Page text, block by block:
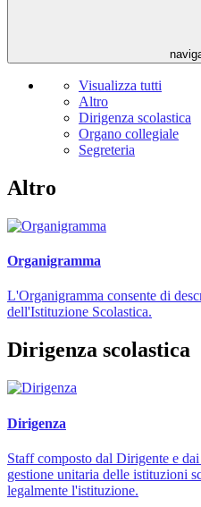
Visualizza tutti
Altro
Dirigenza scolastica
Organo collegiale
Segreteria
Altro
Organigramma
L'Organigramma consente di
dell'Istituzione Scolastica.
Dirigenza scolastica
Dirigenza
Staff composto dal Dirigente e
gestione unitaria delle istituzioni
legalmente l'istituzione.